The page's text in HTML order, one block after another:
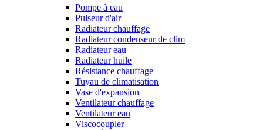
Pompe à eau
Pulseur d'air
Radiateur chauffage
Radiateur condenseur de clim
Radiateur eau
Radiateur huile
Résistance chauffage
Tuyau de climatisation
Vase d'expansion
Ventilateur chauffage
Ventilateur eau
Viscocoupler